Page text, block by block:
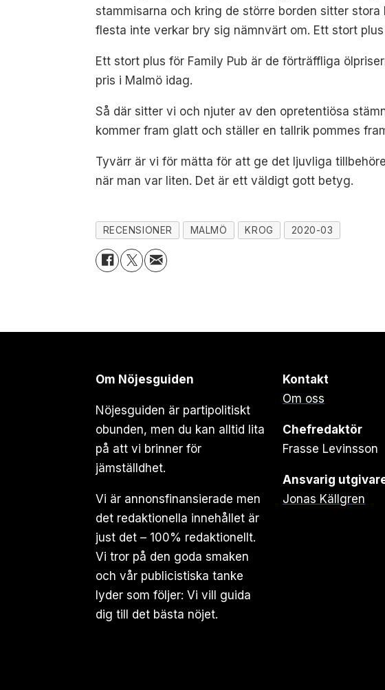
stammisarna och kring de större borden sitter
flesta inte verkar bry sig nämnvärt om. Ett stort
Ett stort plus för Family Pub är de förträffliga
pris i Malmö idag.
Så där sitter vi och njuter av den opretentiösa
kommer fram glatt och ställer en tallrik pommes
Tyvärr är vi för mätta för att ge det ljuvliga
när man var liten. Det är ett väldigt gott betyg.
RECENSIONER MALMÖ KROG 2020-03
Om Nöjesguiden
Nöjesguiden är partipolitiskt
obunden, men du kan alltid lita
på att vi brinner för
jämställdhet.
Vi är annonsfinansierade men
det redaktionella innehållet är
just det – 100% redaktionellt.
Vi tror på den goda smaken
och vår publicistiska tanke
lyder som följer: Vi vill guida
dig till det bästa nöjet.
Kontakt
Om oss
Chefredaktör
Frasse Levinsson
Ansvarig
Jonas Källgren